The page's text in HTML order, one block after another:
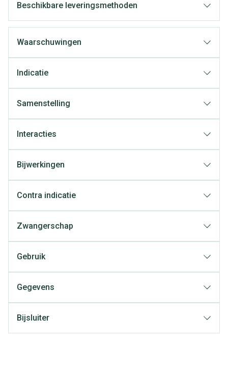
Beschikbare leveringsmethoden
Waarschuwingen
Indicatie
Samenstelling
Interacties
Bijwerkingen
Contra indicatie
Zwangerschap
Gebruik
Gegevens
Bijsluiter